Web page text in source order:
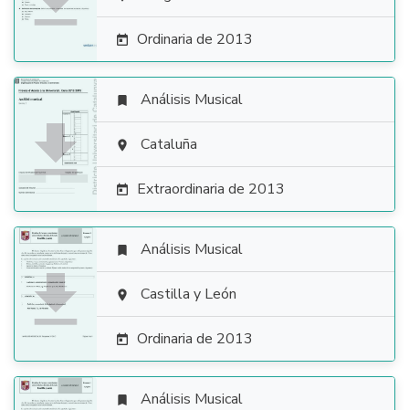
 Ordinaria de 2013

 Análisis Musical
 Cataluña
 Extraordinaria de 2013

 Análisis Musical
 Castilla y León
 Ordinaria de 2013
 Análisis Musical